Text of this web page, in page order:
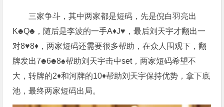
三家争斗，其中两家都是短码，先是倪白羽亮出
K♣️Q♣️，随后是李波的一手A♦️J♥️，最后刘天宇才翻出一
对8♥️8♦️，两家短码还需要很多帮助，在众人围观下，翻
牌发出7♣️6♣️8♠️帮助刘天宇击中set，两家短码希望不
大，转牌的2♦️和河牌的10♦️帮助刘天宇保持优势，拿下底
池，最终两家短码出局。